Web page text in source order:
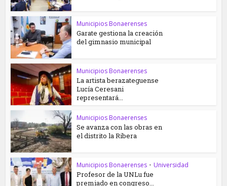
Municipios Bonaerenses
Garate gestiona la creación
del gimnasio municipal
Municipios Bonaerenses
La artista berazateguense
Lucía Ceresani
representará...
Municipios Bonaerenses
Se avanza con las obras en
el distrito la Ribera
Municipios Bonaerenses • Universidad
Profesor de la UNLu fue
premiado en congreso...